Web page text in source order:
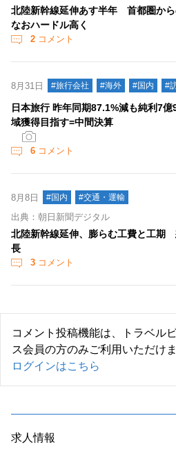
北陸新幹線延伸あす半年 首都圏か
なおハードル高く
2 コメント
8月31日 #旅行会社 #海外 #国内 #
日本旅行 昨年同期87.1%減も純利7
域獲得目指す=中間決算
6 コメント
8月8日 #国内 #交通・運輸
出典：朝日新聞デジタル
北陸新幹線延伸、膨らむ工費と工期
長
3 コメント
コメント投稿機能は、トラベル
ス会員の方のみご利用いただけま
ログインはこちら
求人情報